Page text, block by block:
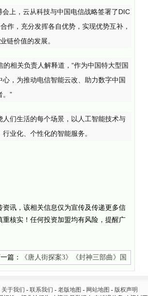
上，云从科技与中国电信战略签署了DIC
作，充分发挥各自优势，实现优势互补，
链价值的发展。
相关负责人解释道，“作为中国特大型国
，为推动电信智能云改、助力数字中国
。”
们生活的每个场景，以人工智能技术与
业化、个性化的智能服务。
讯，该相关信息仅为宣传及传递更多信
核实！任何投资加盟均有风险，提醒广
篇：
《唐人街探案3》《封神三部曲》国
庆贴片曝光预告
关于我们 - 联系我们 - 老版地图 - 网站地图 - 版权声明